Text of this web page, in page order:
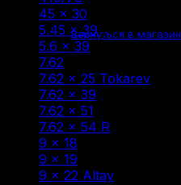
Корзина пуста.
Вернуться в магазин
45 × 30
5.45 × 39 (4)
5.6 × 39 (2)
7.62
7.62 × 25 Tokarev
7.62 × 39
7.62 × 51
7.62 × 54 R
9 × 18
9 × 19
9 × 22 Altay